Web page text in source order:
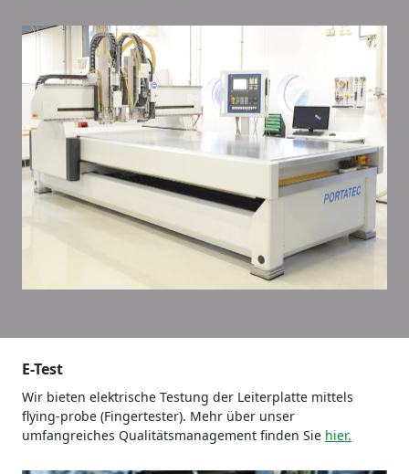
E-Test
Wir bieten elektrische Testung der Leiterplatte mittels
flying-probe (Fingertester). Mehr über unser
umfangreiches Qualitätsmanagement finden Sie hier.